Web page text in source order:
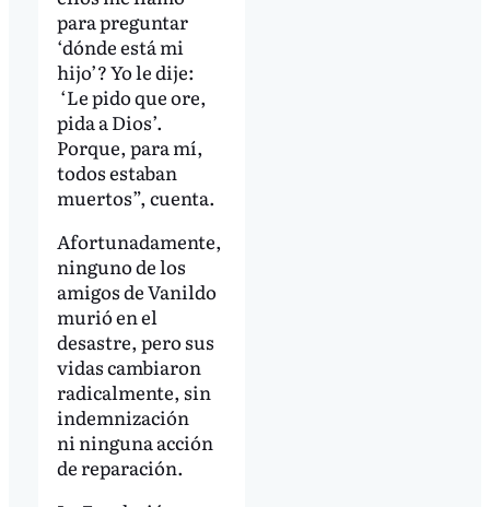
para preguntar
‘dónde está mi
hijo’? Yo le dije:
‘Le pido que ore,
pida a Dios’.
Porque, para mí,
todos estaban
muertos”, cuenta.
Afortunadamente,
ninguno de los
amigos de Vanildo
murió en el
desastre, pero sus
vidas cambiaron
radicalmente, sin
indemnización
ni ninguna acción
de reparación.